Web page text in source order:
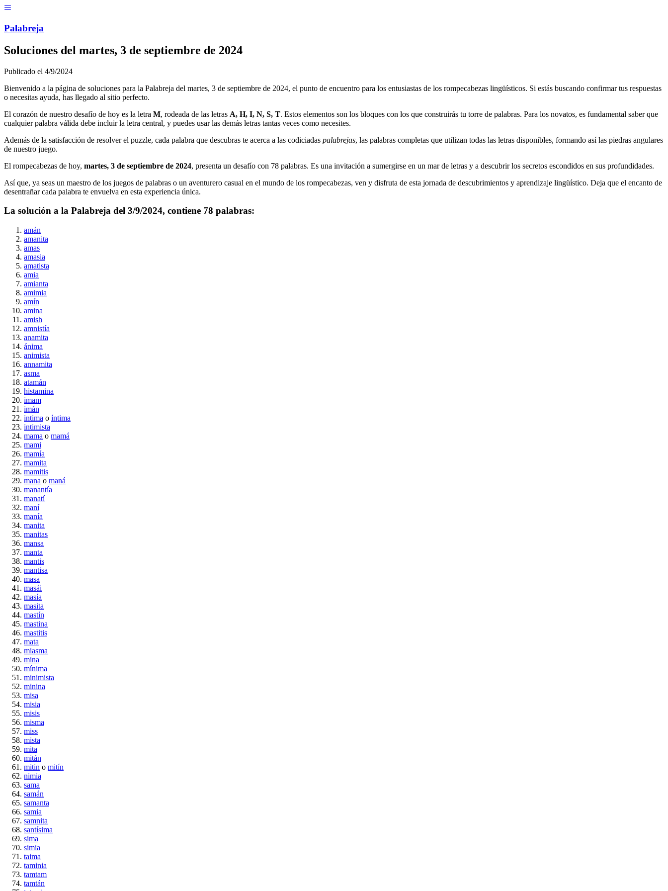
Palabreja
Soluciones del martes, 3 de septiembre de 2024
Publicado el 4/9/2024
Bienvenido a la página de soluciones para la Palabreja del martes, 3 de septiembre de 2024, el punto de encuentro para los entusiastas de los rompecabezas lingüísticos. Si estás buscando confirmar tus respuestas
o necesitas ayuda, has llegado al sitio perfecto.
El corazón de nuestro desafío de hoy es la letra M, rodeada de las letras A, H, I, N, S, T. Estos elementos son los bloques con los que construirás tu torre de palabras. Para los novatos, es fundamental saber que
cualquier palabra válida debe incluir la letra central, y puedes usar las demás letras tantas veces como necesites.
Además de la satisfacción de resolver el puzzle, cada palabra que descubras te acerca a las codiciadas palabrejas, las palabras completas que utilizan todas las letras disponibles, formando así las piedras angulares
de nuestro juego.
El rompecabezas de hoy, martes, 3 de septiembre de 2024, presenta un desafío con 78 palabras. Es una invitación a sumergirse en un mar de letras y a descubrir los secretos escondidos en sus profundidades.
Así que, ya seas un maestro de los juegos de palabras o un aventurero casual en el mundo de los rompecabezas, ven y disfruta de esta jornada de descubrimientos y aprendizaje lingüístico. Deja que el encanto de
desentrañar cada palabra te envuelva en esta experiencia única.
La solución a la Palabreja del 3/9/2024, contiene 78 palabras:
amán
amanita
amas
amasia
amatista
amia
amianta
amimia
amín
amina
amish
amnistía
anamita
ánima
animista
annamita
asma
atamán
histamina
imam
imán
intima o íntima
intimista
mama o mamá
mami
mamía
mamita
mamitis
mana o maná
manantía
manatí
maní
manía
manita
manitas
mansa
manta
mantis
mantisa
masa
masái
masía
masita
mastín
mastina
mastitis
mata
miasma
mina
mínima
minimista
minina
misa
misia
misis
misma
miss
mista
mita
mitán
mitin o mitín
nimia
sama
samán
samanta
samia
samnita
santísima
sima
simia
taima
taminia
tamtam
tamtán